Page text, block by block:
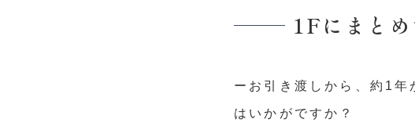
1Fにまと
ーお引き渡しから、約1
はいかがですか？